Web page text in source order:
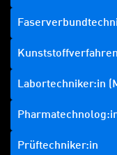
Labortechniker:in
Prüftechniker:in